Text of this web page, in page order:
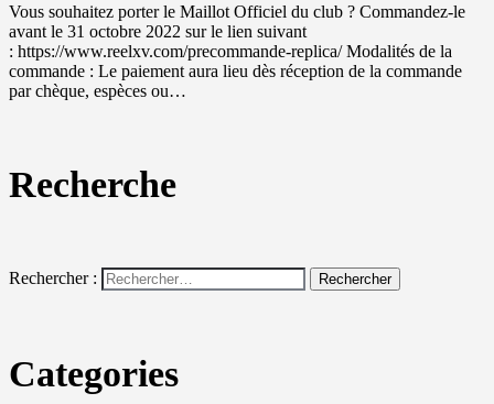
Vous souhaitez porter le Maillot Officiel du club ? Commandez-le
avant le 31 octobre 2022 sur le lien suivant
: https://www.reelxv.com/precommande-replica/ Modalités de la
commande : Le paiement aura lieu dès réception de la commande
par chèque, espèces ou…
Recherche
Rechercher :
Categories